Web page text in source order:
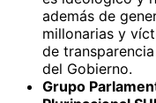
además de
millonarias y
de
del Gobierno.
Grupo